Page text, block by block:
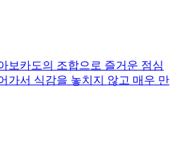
보카도의 조합으로 즐거운 점심
가서 식감을 놓치지 않고 매우 만